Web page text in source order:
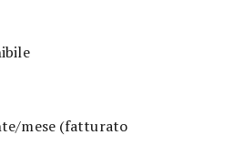
mese (fatturato